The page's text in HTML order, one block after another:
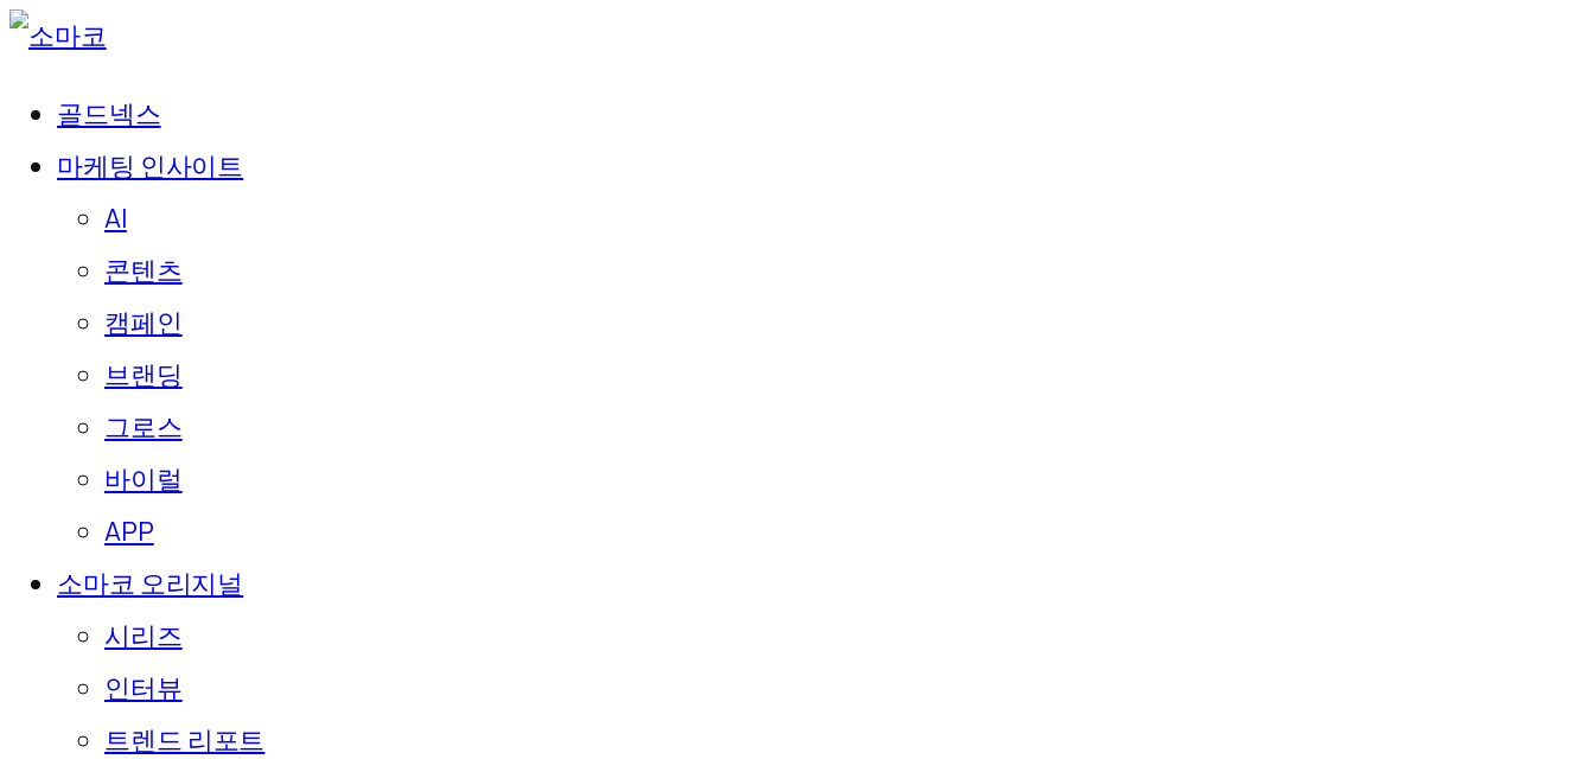
골드넥스
마케팅 인사이트
AI
콘텐츠
캠페인
브랜딩
그로스
바이럴
APP
소마코 오리지널
시리즈
인터뷰
트렌드 리포트